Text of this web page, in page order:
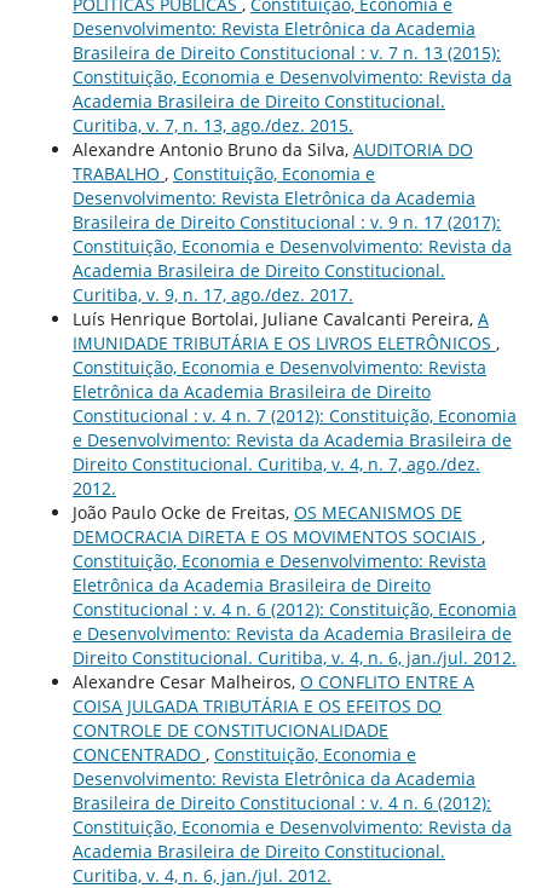
Desenvolvimento: Revista Eletrônica da Academia
Brasileira de Direito Constitucional : v. 7 n. 13 (2015):
Constituição, Economia e Desenvolvimento: Revista da
Academia Brasileira de Direito Constitucional.
Curitiba, v. 7, n. 13, ago./dez. 2015.
Alexandre Antonio Bruno da Silva, AUDITORIA DO
TRABALHO , Constituição, Economia e
Desenvolvimento: Revista Eletrônica da Academia
Brasileira de Direito Constitucional : v. 9 n. 17 (2017):
Constituição, Economia e Desenvolvimento: Revista da
Academia Brasileira de Direito Constitucional.
Curitiba, v. 9, n. 17, ago./dez. 2017.
Luís Henrique Bortolai, Juliane Cavalcanti Pereira, A
IMUNIDADE TRIBUTÁRIA E OS LIVROS ELETRÔNICOS ,
Constituição, Economia e Desenvolvimento: Revista
Eletrônica da Academia Brasileira de Direito
Constitucional : v. 4 n. 7 (2012): Constituição, Economia
e Desenvolvimento: Revista da Academia Brasileira de
Direito Constitucional. Curitiba, v. 4, n. 7, ago./dez.
2012.
João Paulo Ocke de Freitas, OS MECANISMOS DE
DEMOCRACIA DIRETA E OS MOVIMENTOS SOCIAIS ,
Constituição, Economia e Desenvolvimento: Revista
Eletrônica da Academia Brasileira de Direito
Constitucional : v. 4 n. 6 (2012): Constituição, Economia
e Desenvolvimento: Revista da Academia Brasileira de
Direito Constitucional. Curitiba, v. 4, n. 6, jan./jul. 2012.
Alexandre Cesar Malheiros, O CONFLITO ENTRE A
COISA JULGADA TRIBUTÁRIA E OS EFEITOS DO
CONTROLE DE CONSTITUCIONALIDADE
CONCENTRADO , Constituição, Economia e
Desenvolvimento: Revista Eletrônica da Academia
Brasileira de Direito Constitucional : v. 4 n. 6 (2012):
Constituição, Economia e Desenvolvimento: Revista da
Academia Brasileira de Direito Constitucional.
Curitiba, v. 4, n. 6, jan./jul. 2012.